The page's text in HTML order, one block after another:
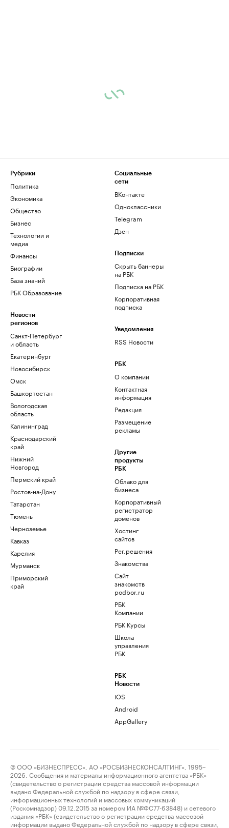
Рубрики
Политика
Экономика
Общество
Бизнес
Технологии и
медиа
Финансы
Биографии
База знаний
РБК Образование
Новости
регионов
Санкт-Петербург
и область
Екатеринбург
Новосибирск
Омск
Башкортостан
Вологодская
область
Калининград
Краснодарский
край
Нижний
Новгород
Пермский край
Ростов-на-Дону
Татарстан
Тюмень
Черноземье
Кавказ
Карелия
Мурманск
Приморский
край
Социальные
сети
ВКонтакте
Одноклассники
Telegram
Дзен
Подписки
Скрыть баннеры
на РБК
Подписка на РБК
Корпоративная
подписка
Уведомления
RSS Новости
РБК
О компании
Контактная
информация
Редакция
Размещение
рекламы
Другие
продукты
РБК
Облако для
бизнеса
Корпоративный
регистратор
доменов
Хостинг
сайтов
Рег.решения
Знакомства
Сайт
знакомств
podbor.ru
РБК
Компании
РБК Курсы
Школа
управления
РБК
РБК
Новости
iOS
Android
AppGallery
© ООО «БИЗНЕСПРЕСС», АО «РОСБИЗНЕСКОНСАЛТИНГ», 1995–
2026. Сообщения и материалы информационного агентства «РБК»
(свидетельство о регистрации средства массовой информации
выдано Федеральной службой по надзору в сфере связи,
информационных технологий и массовых коммуникаций
(Роскомнадзор) 09.12.2015 за номером ИА №ФС77-63848) и сетевого
издания «РБК» (свидетельство о регистрации средства массовой
информации выдано Федеральной службой по надзору в сфере связи,